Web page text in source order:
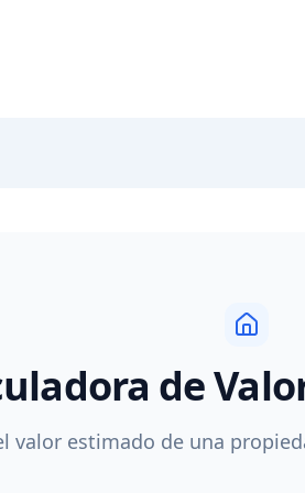
de
valor estimado de una